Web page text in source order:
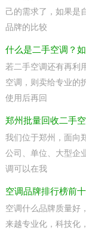
己的需求了，如果是
品牌的比较
什么是二手空调？
若二手空调还有再利
空调，则卖给专业的
使用后再回
郑州批量回收二手
我们位于郑州，面向
公司、单位、大型企
调可以在我
空调品牌排行榜前
空调什么品牌质量好
来越专业化，科技化